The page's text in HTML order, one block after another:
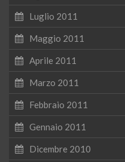
Luglio 2011
Maggio 2011
Aprile 2011
Marzo 2011
Febbraio 2011
Gennaio 2011
Dicembre 2010